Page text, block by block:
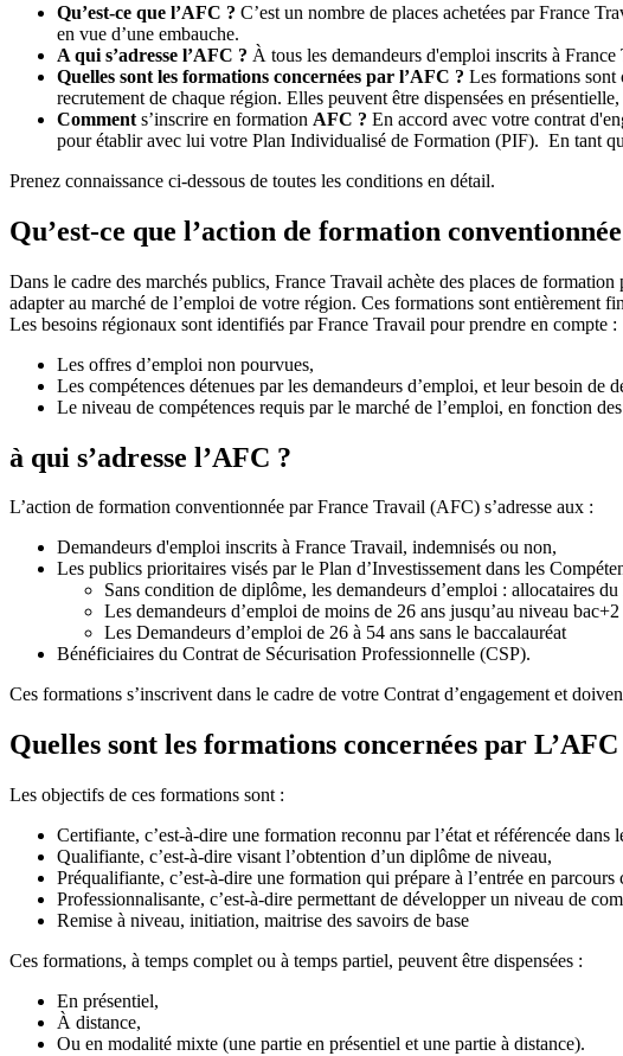
Qu’est-ce que l’AFC ? C’est un nombre de places achetées par France
en vue d’une embauche.
A qui s’adresse l’AFC ? À tous les demandeurs d'emploi inscrits à
Quelles sont les formations concernées par l’AFC ? Les formations sont
recrutement de chaque région. Elles peuvent être dispensées en
Comment s’inscrire en formation AFC ? En accord avec votre contrat
pour établir avec lui votre Plan Individualisé de Formation (PIF). En tant
Prenez connaissance ci-dessous de toutes les conditions en détail.
Qu’est-ce que l’action de formation
Dans le cadre des marchés publics, France Travail achète des places de
adapter au marché de l’emploi de votre région. Ces formations sont entièrement
Les besoins régionaux sont identifiés par France Travail pour prendre en compte :
Les offres d’emploi non pourvues,
Les compétences détenues par les demandeurs d’emploi, et leur besoin de
Le niveau de compétences requis par le marché de l’emploi, en fonction
à qui s’adresse l’AFC ?
L’action de formation conventionnée par France Travail (AFC) s’adresse aux :
Demandeurs d'emploi inscrits à France Travail, indemnisés ou non,
Les publics prioritaires visés par le Plan d’Investissement dans les
Sans condition de diplôme, les demandeurs d’emploi : allocataires
Les demandeurs d’emploi de moins de 26 ans jusqu’au niveau
Les Demandeurs d’emploi de 26 à 54 ans sans le baccalauréat
Bénéficiaires du Contrat de Sécurisation Professionnelle (CSP).
Ces formations s’inscrivent dans le cadre de votre Contrat d’engagement et
Quelles sont les formations concernées par L’AFC
Les objectifs de ces formations sont :
Certifiante, c’est-à-dire une formation reconnu par l’état et référencée
Qualifiante, c’est-à-dire visant l’obtention d’un diplôme de niveau,
Préqualifiante, c’est-à-dire une formation qui prépare à l’entrée en
Professionnalisante, c’est-à-dire permettant de développer un niveau de
Remise à niveau, initiation, maitrise des savoirs de base
Ces formations, à temps complet ou à temps partiel, peuvent être dispensées :
En présentiel,
À distance,
Ou en modalité mixte (une partie en présentiel et une partie à distance).